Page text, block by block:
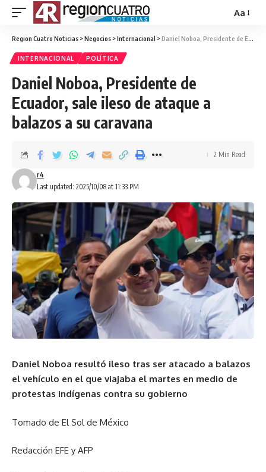
Aa
Region Cuatro Noticias >Negocios >Internacional >Daniel Noboa, Presidente de Ecuador, sale ileso de ataque a balazos a su caravana
INTERNACIONAL POLÍTICA
Daniel Noboa, Presidente de
Ecuador, sale ileso de ataque a
balazos a su caravana
Last updated: 2025/10/08 at 11:33 PM
r4
2 Min Read
Daniel Noboa resultó ileso tras ser atacado a balazos
el vehículo en el que viajaba el martes en medio de
protestas indígenas contra su gobierno
Tomado de El Sol de México
Redacción EFE y AFP